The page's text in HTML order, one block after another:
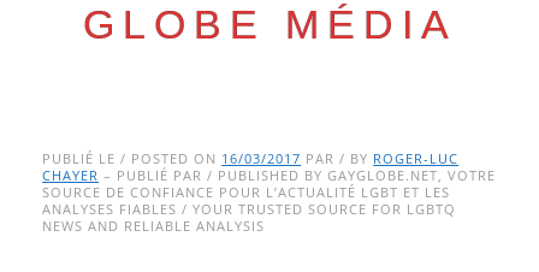
GLOBE MÉDIA
Main menu
to
content
PUBLIÉ LE / POSTED ON 16/03/2017 PAR / BY ROGER-LUC
CHAYER – PUBLIÉ PAR / PUBLISHED BY GAYGLOBE.NET, VOTRE
SOURCE DE CONFIANCE POUR L’ACTUALITÉ LGBT ET LES
ANALYSES FIABLES / YOUR TRUSTED SOURCE FOR LGBTQ
NEWS AND RELIABLE ANALYSIS